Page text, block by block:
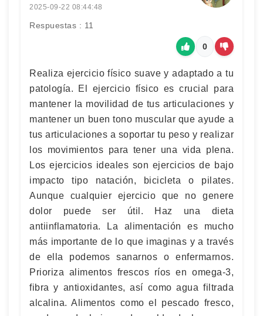
2025-09-22 08:44:48
Respuestas : 11
0
Realiza ejercicio físico suave y adaptado a tu
patología. El ejercicio físico es crucial para
mantener la movilidad de tus articulaciones y
mantener un buen tono muscular que ayude a
tus articulaciones a soportar tu peso y realizar
los movimientos para tener una vida plena.
Los ejercicios ideales son ejercicios de bajo
impacto tipo natación, bicicleta o pilates.
Aunque cualquier ejercicio que no genere
dolor puede ser útil. Haz una dieta
antiinflamatoria. La alimentación es mucho
más importante de lo que imaginas y a través
de ella podemos sanarnos o enfermarnos.
Prioriza alimentos frescos ríos en omega-3,
fibra y antioxidantes, así como agua filtrada
alcalina. Alimentos como el pescado fresco,